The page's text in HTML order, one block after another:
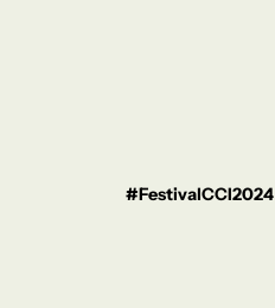
#FestivalCCI2024